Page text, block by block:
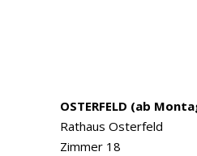
OSTERFELD (ab
Rathaus Osterfeld
Zimmer 18